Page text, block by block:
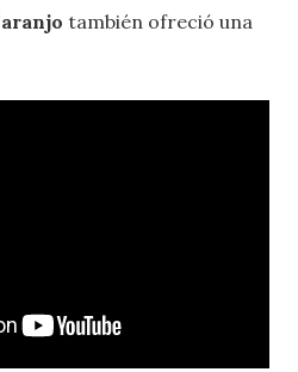
también ofreció una